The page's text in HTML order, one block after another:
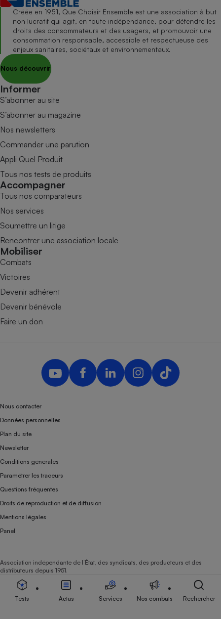
Créée en 1951, Que Choisir Ensemble est une association à but
non lucratif qui agit, en toute indépendance, pour défendre les
droits des consommateurs et des usagers, et promouvoir une
consommation responsable, accessible et respectueuse des
enjeux sanitaires, sociétaux et environnementaux.
Nous découvrir
Informer
S’abonner au site
S’abonner au magazine
Nos newsletters
Commander une parution
Appli Quel Produit
Tous nos tests de produits
Accompagner
Tous nos comparateurs
Nos services
Soumettre un litige
Rencontrer une association locale
Mobiliser
Combats
Victoires
Devenir adhérent
Devenir bénévole
Faire un don
Nous contacter
Données personnelles
Plan du site
Newsletter
Conditions générales
Paramétrer les traceurs
Questions fréquentes
Droits de reproduction et de diffusion
Mentions légales
Panel
Association indépendante de l’État, des syndicats, des producteurs et des
distributeurs depuis 1951.
Tests Actus Services Nos combats Rechercher